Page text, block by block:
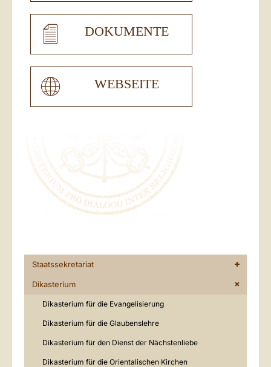
DOKUMENTE
WEBSEITE
Staatssekretariat
Dikasterium
Dikasterium für die Evangelisierung
Dikasterium für die Glaubenslehre
Dikasterium für den Dienst der Nächstenliebe
Dikasterium für die Orientalischen Kirchen